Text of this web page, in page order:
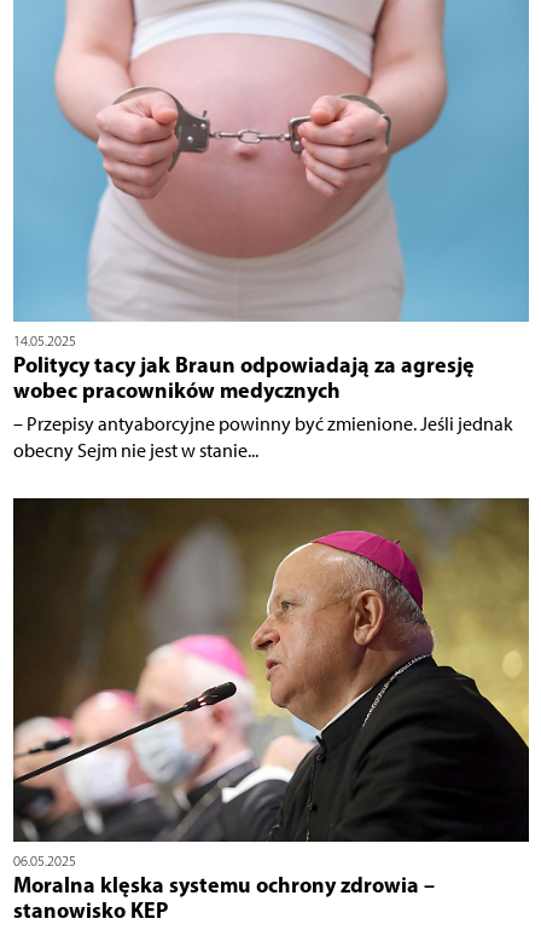
14.05.2025
Politycy tacy jak Braun odpowiadają za agresję
wobec pracowników medycznych
– Przepisy antyaborcyjne powinny być zmienione. Jeśli jednak
obecny Sejm nie jest w stanie...
06.05.2025
Moralna klęska systemu ochrony zdrowia –
stanowisko KEP